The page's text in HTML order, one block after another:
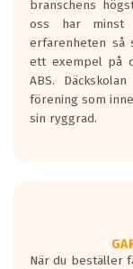
branschens
oss har minst
erfarenheten så
ett exempel på
ABS.
förening som
sin ryggrad.
När du beställer